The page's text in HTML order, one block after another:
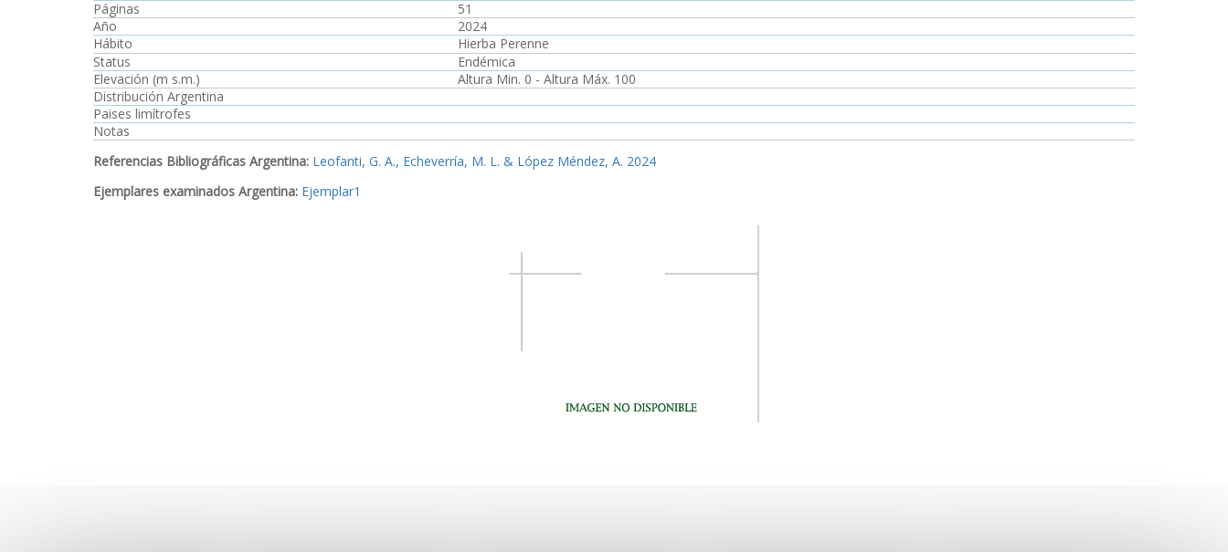
Páginas
51
Año
2024
Hábito
Hierba Perenne
Status
Endémica
Elevación (m s.m.)
Altura Min. 0 - Altura Máx. 100
Distribución Argentina
Paises limítrofes
Notas
Referencias Bibliográficas Argentina: Leofanti, G. A., Echeverría, M. L. & López Méndez, A. 2024
Ejemplares examinados Argentina: Ejemplar1